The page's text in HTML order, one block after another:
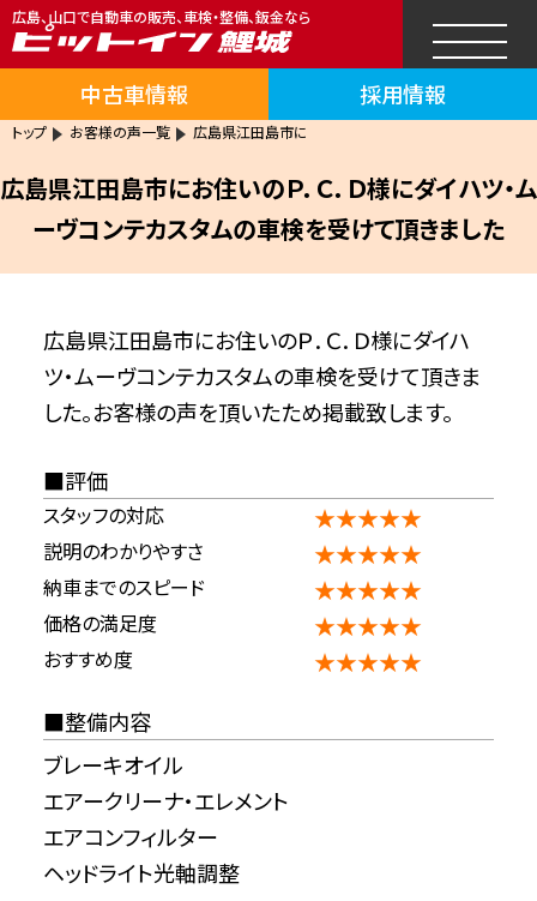
広島、山口で自動車の販売、車検・整備、鈑金なら
中古車情報 採用情報
トップ お客様の声一覧 広島県江田島市に
広島県江田島市にお住いのＰ．Ｃ．Ｄ様にダイハツ・ム
ーヴコンテカスタムの車検を受けて頂きました
広島県江田島市にお住いのＰ．Ｃ．Ｄ様にダイハ
ツ・ムーヴコンテカスタムの車検を受けて頂きま
した。お客様の声を頂いたため掲載致します。
評価
スタッフの対応 ★★★★★
説明のわかりやすさ ★★★★★
納車までのスピード ★★★★★
価格の満足度 ★★★★★
おすすめ度
★★★★★
整備内容
ブレーキオイル
エアークリーナ・エレメント
エアコンフィルター
ヘッドライト光軸調整